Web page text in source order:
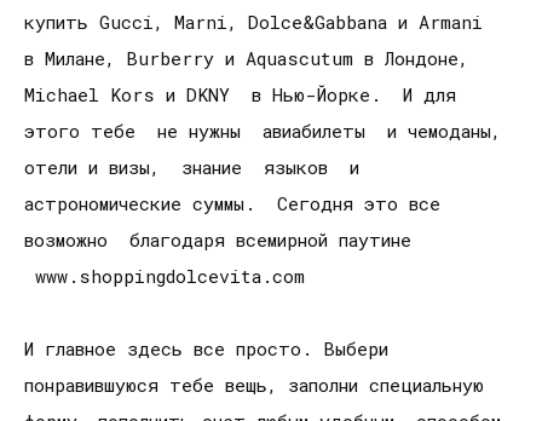
купить Gucci, Marni, Dolce&Gabbana и Armani
в Милане, Burberry и Aquascutum в Лондоне,
Michael Kors и DKNY в Нью-Йорке. И для
этого тебе не нужны авиабилеты и чемоданы,
отели и визы, знание языков и
астрономические суммы. Сегодня это все
возможно благодаря всемирной паутине
www.shoppingdolcevita.com
И главное здесь все просто. Выбери
понравившуюся тебе вещь, заполни специальную